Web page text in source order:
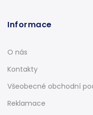
Informace
O nás
Kontakty
Všeobecné obchodní
Reklamace